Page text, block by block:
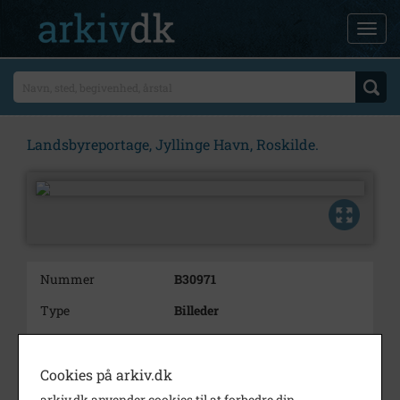
Landsbyreportage, Jyllinge Havn, Roskilde.
Nummer
B30971
Type
Billeder
Bemærkning
40 negativer
Cookies på arkiv.dk